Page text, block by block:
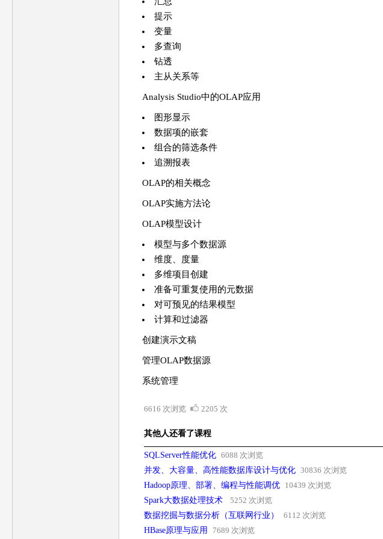
提示
变量
多查询
钻透
主从关系等
Analysis Studio中的OLAP应用
图形显示
数据项的嵌套
组合的筛选条件
追溯报表
OLAP的相关概念
OLAP实施方法论
OLAP模型设计
模型与多个数据源
维度、度量
多维项目创建
准备可重复使用的元数据
对可预见的结果模型
计算和过滤器
创建演示文稿
管理OLAP数据源
系统管理
6616 次浏览 2205 次
其他人还看了课程
SQLServer性能优化 6088 次浏览
并发、大容量、高性能数据库设计与优化 30836 次浏览
Hadoop原理、部署、编程与性能调优
10439 次浏览
Spark大数据处理技术
5252 次浏览
数据挖掘与数据分析（互联网行业）
6112 次浏览
HBase原理与应用
7689 次浏览